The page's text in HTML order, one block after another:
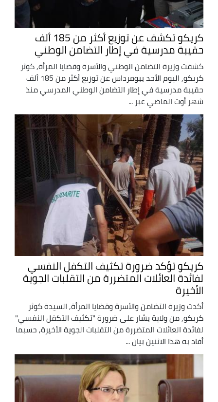
كريكو تكشف عن توزيع أكثر من 185 ألف
حقيبة مدرسية في إطار التضامن الوطني
كشفت وزيرة التضامن الوطني والأسرة وقضايا المرأة, كوثر
كريكو, اليوم الأحد ببومرداس عن توزيع أكثر من 185 ألف
حقيبة مدرسية في إطار التضامن الوطني المدرسي منذ
شهر أوت الماضي عبر ...
كريكو تؤكد ضرورة تكثيف التكفل النفسي
لفائدة العائلات المتضررة من التقلبات الجوية
الأخيرة
أكدت وزيرة التضامن والأسرة وقضايا المرأة, السيدة كوثر
كريكو, من ولاية بشار على ضرورة "تكثيف التكفل النفسي"
لفائدة العائلات المتضررة من التقلبات الجوية الأخيرة, حسبما
أفاد به هذا الاثنين بيان ...